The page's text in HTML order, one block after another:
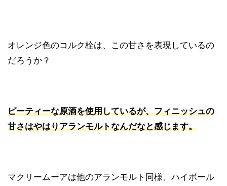
オレンジ色のコルク栓は、この甘さを表現しているの
だろうか？
ピーティーな原酒を使用しているが、フィニッシュの
甘さはやはりアランモルトなんだなと感じます。
マクリームーアは他のアランモルト同様、ハイボール